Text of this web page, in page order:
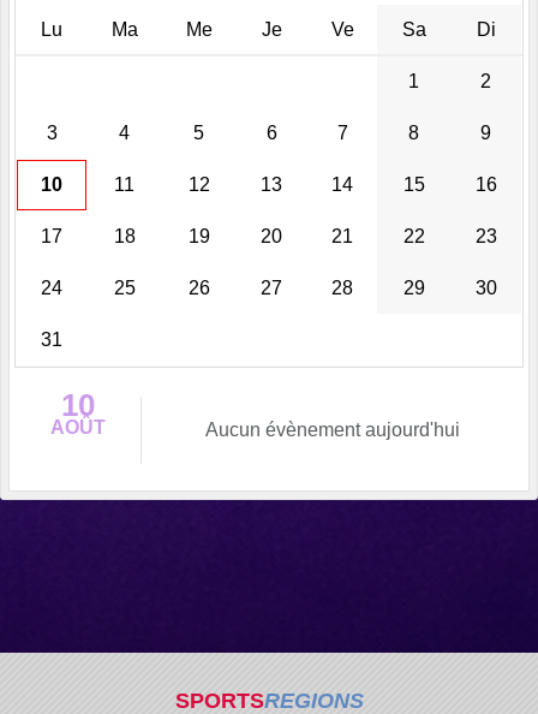
Lu Ma Me Je Ve Sa Di
1 2
3 4 5 6 7 8 9
10 11 12 13 14 15 16
17 18 19 20 21 22 23
24 25 26 27 28 29 30
31
10
AOÛT Aucun évènement aujourd'hui
SPORTSREGIONS